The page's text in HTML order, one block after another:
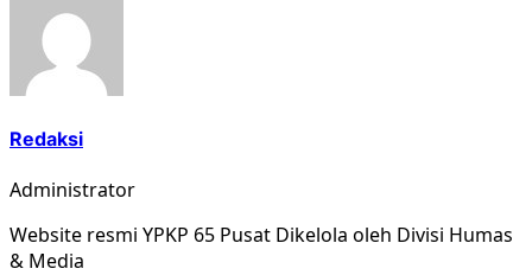
Redaksi
Administrator
Website resmi YPKP 65 Pusat Dikelola oleh Divisi Humas
& Media